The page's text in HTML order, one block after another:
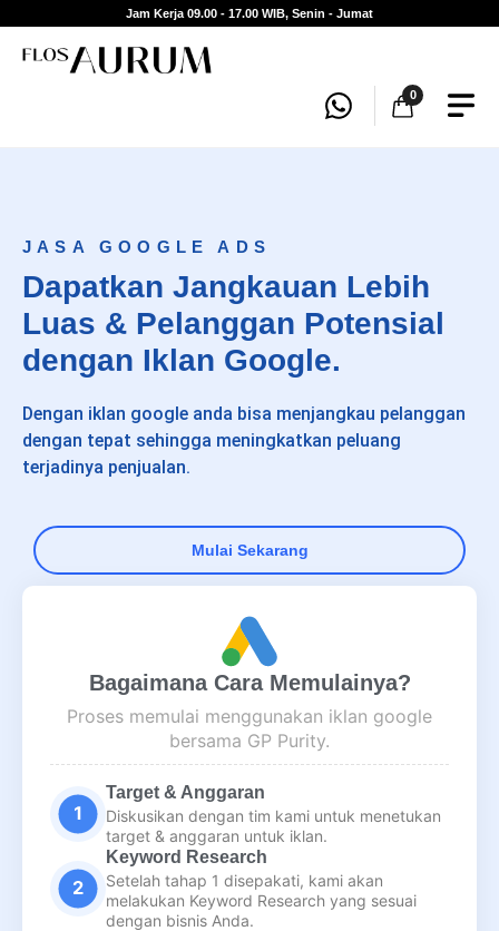
Jam Kerja 09.00 - 17.00 WIB, Senin - Jumat
0
JASA GOOGLE ADS
Dapatkan Jangkauan Lebih
Luas & Pelanggan Potensial
dengan Iklan Google.
Dengan iklan google anda bisa menjangkau pelanggan
dengan tepat sehingga meningkatkan peluang
terjadinya penjualan.
Mulai Sekarang
Bagaimana Cara Memulainya?
Proses memulai menggunakan iklan google
bersama GP Purity.
Target & Anggaran
Diskusikan dengan tim kami untuk menetukan
target & anggaran untuk iklan.
Keyword Research
Setelah tahap 1 disepakati, kami akan
melakukan Keyword Research yang sesuai
dengan bisnis Anda.